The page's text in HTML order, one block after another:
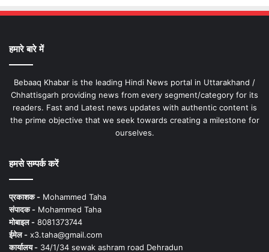
हमारे बारे में
Bebaaq Khabar is the leading Hindi News portal in Uttarakhand /
Chhattisgarh providing news from every segment/category for its
readers. Fast and Latest news updates with authentic content is
the prime objective that we seek towards creating a milestone for
ourselves.
हमसे सम्पर्क करें
प्रकाशक - Mohammed Taha
संपादक - Mohammed Taha
मोबाइल - 8081373744
ईमेल - x3.taha@gmail.com
कार्यालय - 34/1/34 sewak ashram road Dehradun